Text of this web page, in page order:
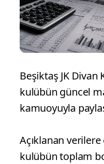
Beşiktaş JK Divan
kulübün güncel
kamuoyuyla
Açıklanan
kulübün toplam